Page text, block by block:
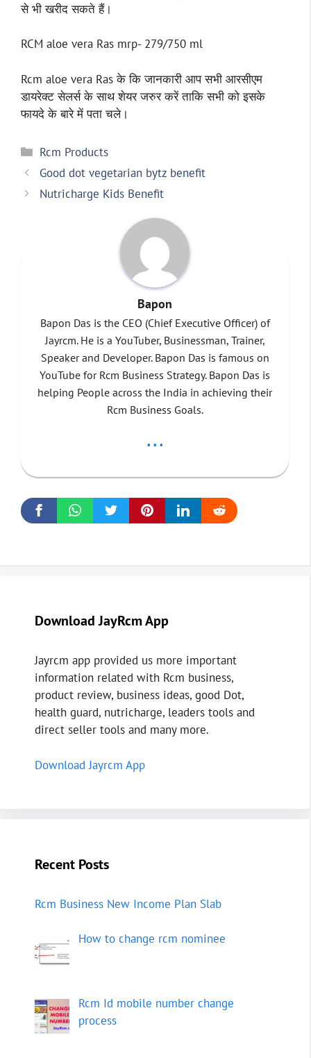
से भी खरीद सकते हैं।
RCM aloe vera Ras mrp- 279/750 ml
Rcm aloe vera Ras के कि जानकारी आप सभी आरसीएम
डायरेक्ट सेलर्स के साथ शेयर जरुर करें ताकि सभी को इसके
फायदे के बारे में पता चले।
Categories
Rcm Products
Good dot vegetarian bytz benefit
Nutricharge Kids Benefit
Bapon
Bapon Das is the CEO (Chief Executive Officer) of
Jayrcm. He is a YouTuber, Businessman, Trainer,
Speaker and Developer. Bapon Das is famous on
YouTube for Rcm Business Strategy. Bapon Das is
helping People across the India in achieving their
Rcm Business Goals.
...
Download JayRcm App
Jayrcm app provided us more important
information related with Rcm business,
product review, business ideas, good Dot,
health guard, nutricharge, leaders tools and
direct seller tools and many more.
Download Jayrcm App
Recent Posts
Rcm Business New Income Plan Slab
How to change rcm nominee
Rcm Id mobile number change
process